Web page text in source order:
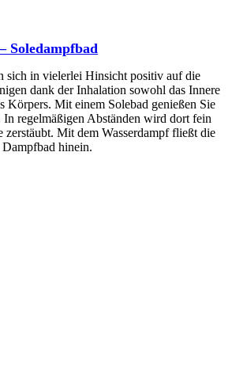
Soledampfbad
sich in vielerlei Hinsicht positiv auf die
dank der Inhalation sowohl das Innere
Körpers. Mit einem Solebad genießen Sie
In regelmäßigen Abständen wird dort fein
zerstäubt. Mit dem Wasserdampf fließt die
hinein.